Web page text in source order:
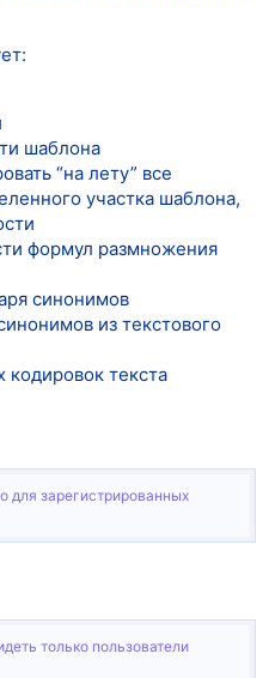
шаблона
“на лету” все
участка шаблона,
формул размножения
синонимов
из текстового
текста
для зарегистрированных
только пользователи